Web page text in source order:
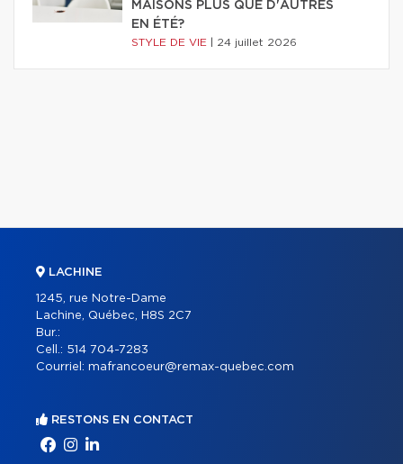
MAISONS PLUS QUE D'AUTRES
EN ÉTÉ?
STYLE DE VIE 24 juillet 2026
LACHINE
1245, rue Notre-Dame
Lachine, Québec, H8S 2C7
Bur.:
Cell.: 514 704-7283
Courriel: mafrancoeur@remax-quebec.com
RESTONS EN CONTACT